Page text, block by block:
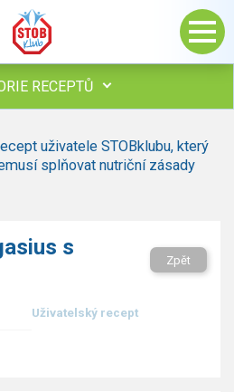
RECEPTŮ
uživatele STOBklubu, který
splňovat nutriční zásady
s
Zpět
Uživatelský recept